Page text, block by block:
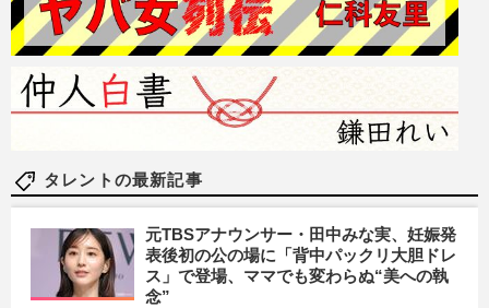
タレントの最新記事
元TBSアナウンサー・田中みな実、妊娠発
表後初の公の場に「背中パックリ大胆ドレ
ス」で登場、ママでも変わらぬ“美への執
念”